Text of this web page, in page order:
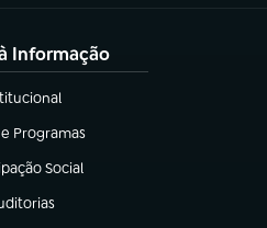
Informação
em nova aba)
Programas
nova aba)
Social
nova aba)
em nova aba)